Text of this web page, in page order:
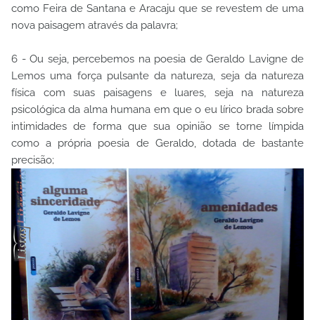
como Feira de Santana e Aracaju que se revestem de uma
nova paisagem através da palavra;
6 - Ou seja, percebemos na poesia de Geraldo Lavigne de
Lemos uma força pulsante da natureza, seja da natureza
física com suas paisagens e luares, seja na natureza
psicológica da alma humana em que o eu lírico brada sobre
intimidades de forma que sua opinião se torne límpida
como a própria poesia de Geraldo, dotada de bastante
precisão;